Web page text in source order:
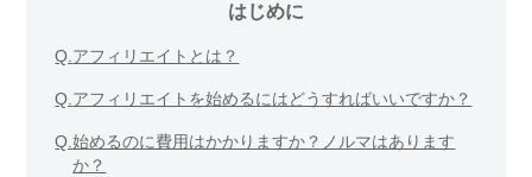
はじめに
Q. アフィリエイトとは？
Q. アフィリエイトを始めるにはどうすればいいですか？
Q.始めるのに費用はかかりますか？ノルマはあります
か？